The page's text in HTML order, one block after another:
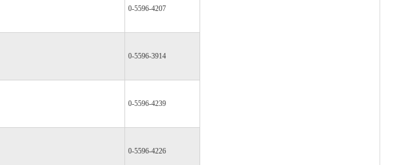
0-5596-4207
0-5596-3914
0-5596-4239
0-5596-4226